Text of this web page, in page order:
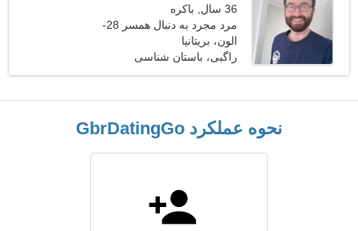
36 سال, باکره
مرد مجرد به دنبال همسر 28-
31
الون، بریتانیا
راگبی، باستان شناسی
نحوه عملکرد GbrDatingGo